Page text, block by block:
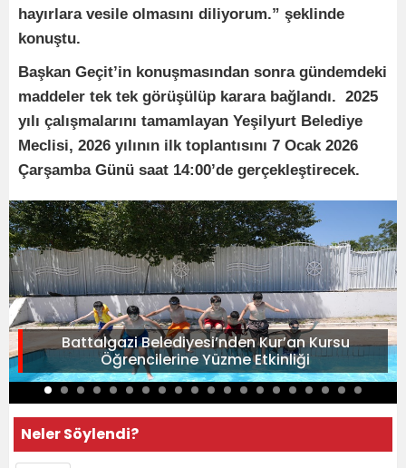
hayırlara vesile olmasını diliyorum.” şeklinde
konuştu.
Başkan Geçit’in konuşmasından sonra gündemdeki
maddeler tek tek görüşülüp karara bağlandı. 2025
yılı çalışmalarını tamamlayan Yeşilyurt Belediye
Meclisi, 2026 yılının ilk toplantısını 7 Ocak 2026
Çarşamba Günü saat 14:00’de gerçekleştirecek.
Battalgazi Belediyesi’nden Kur’an Kursu
Öğrencilerine Yüzme Etkinliği
Neler Söylendi?